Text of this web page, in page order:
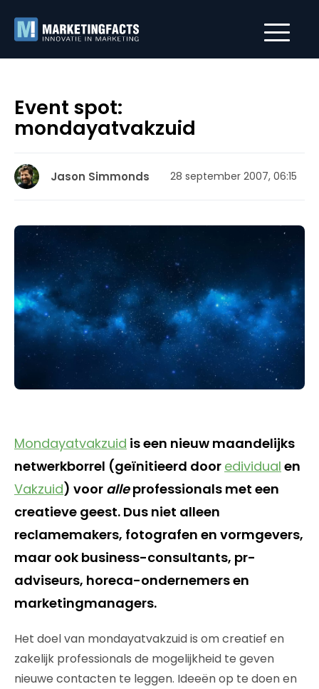
Event spot:
mondayatvakzuid
Jason Simmonds 28 september 2007, 06:15
Mondayatvakzuid is een nieuw maandelijks
netwerkborrel (geïnitieerd door edividual en
Vakzuid) voor alleprofessionals met een
creatieve geest. Dus niet alleen
reclamemakers, fotografen en vormgevers,
maar ook business-consultants, pr-
adviseurs, horeca-ondernemers en
marketingmanagers.
Het doel van mondayatvakzuid is om creatief en
zakelijk professionals de mogelijkheid te geven
nieuwe contacten te leggen. Ideeën op te doen en